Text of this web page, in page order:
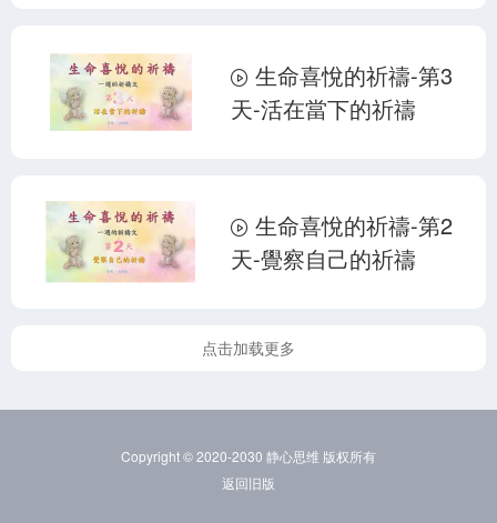
生命喜悅的祈禱-第3
天-活在當下的祈禱
生命喜悅的祈禱-第2
天-覺察自己的祈禱
点击加载更多
Copyright © 2020-2030 静心思维 版权所有
返回旧版